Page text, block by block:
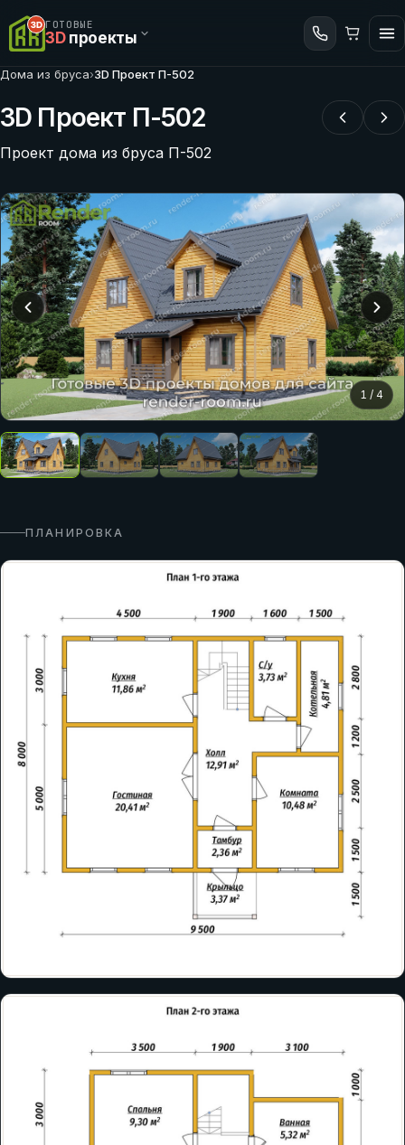
ГОТОВЫЕ
3Dпроекты
Дома из бруса›3D Проект П-502
3D Проект П-502
Проект дома из бруса П-502
1 / 4
ПЛАНИРОВКА